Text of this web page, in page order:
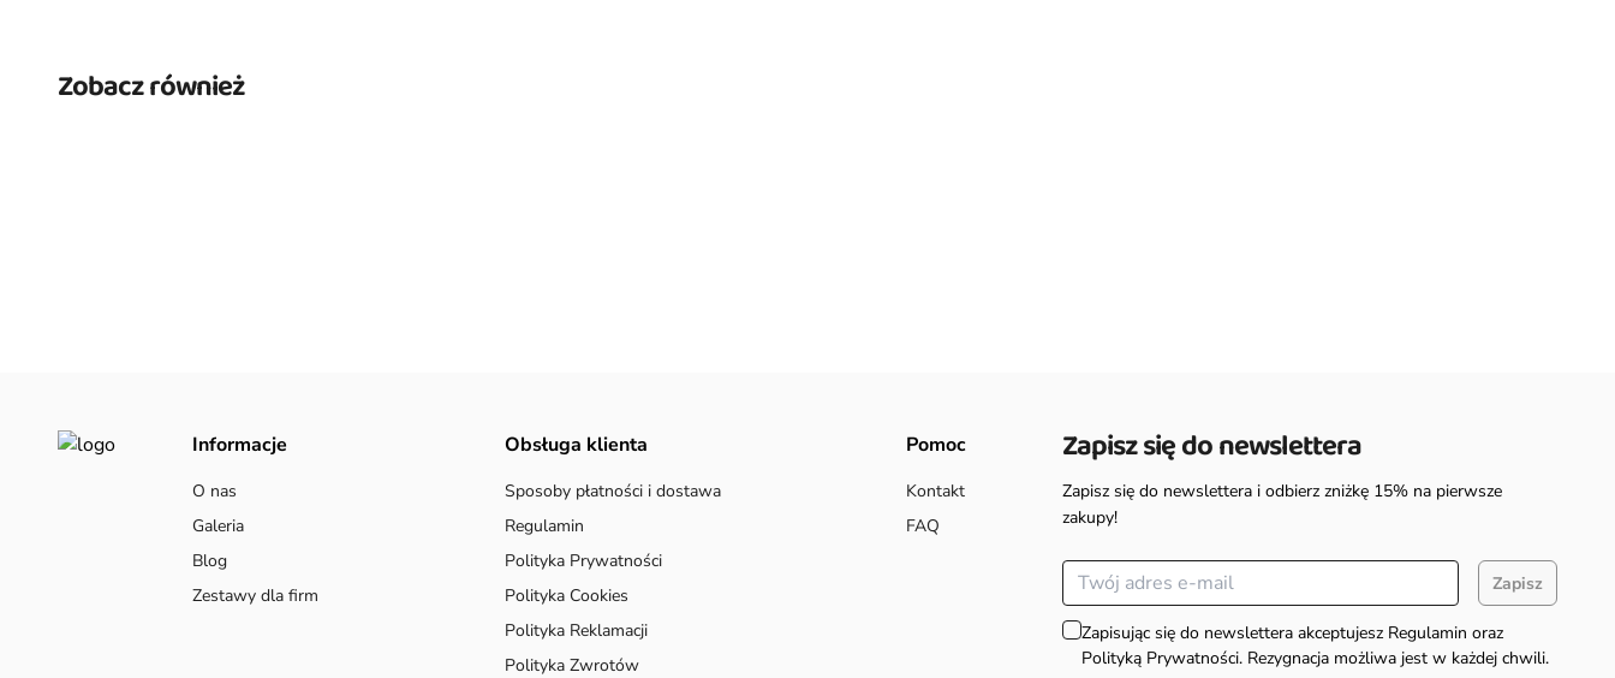
Zobacz również
Zapisz się do newslettera
Zapisz się do newslettera i odbierz zniżkę 15% na pierwsze
zakupy!
Zapisz
Zapisując się do newslettera akceptujesz Regulamin oraz
Polityką Prywatności. Rezygnacja możliwa jest w każdej chwili.
Informacje
O nas
Galeria
Blog
Zestawy dla firm
Obsługa klienta
Sposoby płatności i dostawa
Regulamin
Polityka Prywatności
Polityka Cookies
Polityka Reklamacji
Polityka Zwrotów
Pomoc
Kontakt
FAQ